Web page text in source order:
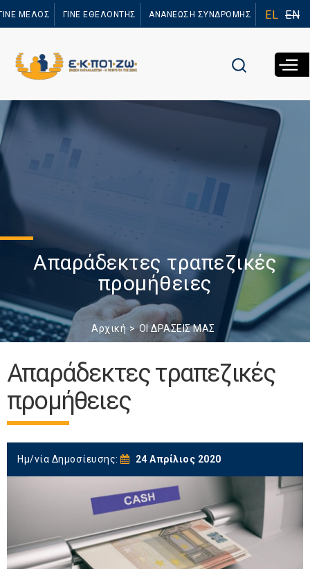
προς το
ΜΕΛΟΣ ΓΙΝΕ ΕΘΕΛΟΝΤΗΣ ΑΝΑΝΕΩΣΗ ΣΥΝΔΡΟΜΗΣ EL EN
Απαράδεκτες τραπεζικές
προμήθειες
Αρχική ΟΙ ΔΡΑΣΕΙΣ ΜΑΣ
Απαράδεκτες τραπεζικές
προμήθειες
Ημ/νία Δημοσίευσης: 24 Απρίλιος 2020